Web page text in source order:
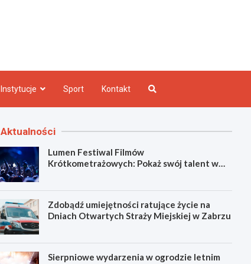
Instytucje Sport Kontakt
Aktualności
Lumen Festiwal Filmów
Krótkometrażowych: Pokaż swój talent w
Zdobądź umiejętności ratujące życie na
Dniach Otwartych Straży Miejskiej w Zabrzu
Sierpniowe wydarzenia w ogrodzie letnim